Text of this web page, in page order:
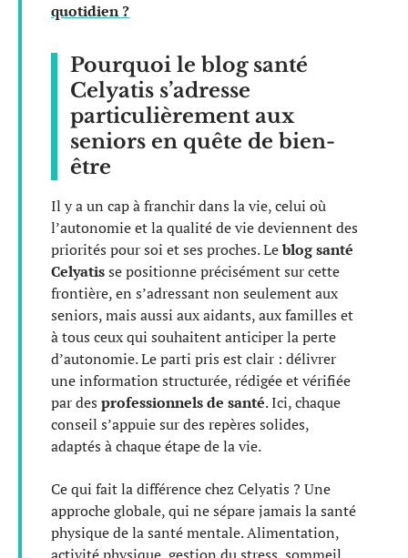
quotidien ?
Pourquoi le blog santé
Celyatis s’adresse
particulièrement aux
seniors en quête de bien-
être
Il y a un cap à franchir dans la vie, celui où
l’autonomie et la qualité de vie deviennent des
priorités pour soi et ses proches. Leblog santé
Celyatisse positionne précisément sur cette
frontière, en s’adressant non seulement aux
seniors, mais aussi aux aidants, aux familles et
à tous ceux qui souhaitent anticiper la perte
d’autonomie. Le parti pris est clair : délivrer
une information structurée, rédigée et vérifiée
par des professionnels de santé. Ici, chaque
conseil s’appuie sur des repères solides,
adaptés à chaque étape de la vie.
Ce qui fait la différence chez Celyatis ? Une
approche globale, qui ne sépare jamais la santé
physique de la santé mentale. Alimentation,
activité physique, gestion du stress, sommeil,